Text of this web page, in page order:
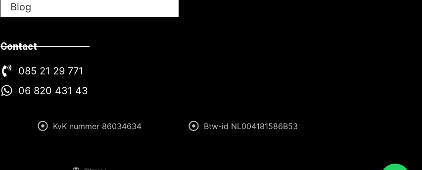
Blog
Contact
085 21 29 771
06 820 431 43
KvK nummer 86034634 Btw-id NL004181586B53